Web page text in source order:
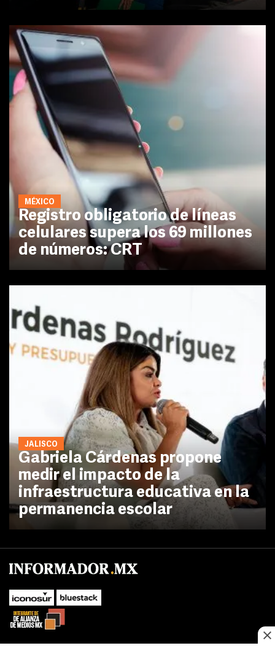
MÉXICO
Registro obligatorio de líneas
celulares supera los 69 millones
de números: CRT
JALISCO
Gabriela Cárdenas propone
medir el impacto de la
infraestructura educativa en la
permanencia escolar